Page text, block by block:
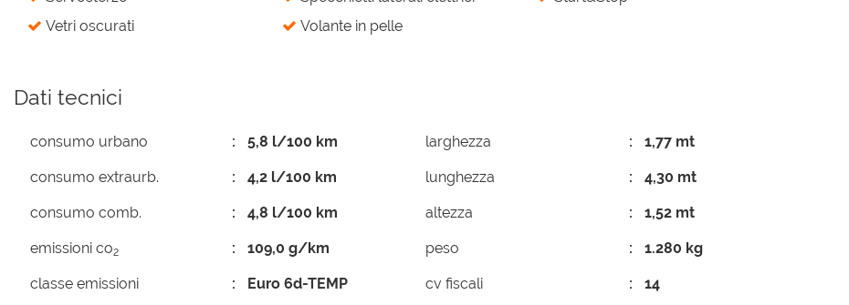
Vetri oscurati
Volante in pelle
Dati tecnici
consumo urbano 5,8 l/100 km
consumo extraurb. 4,2 l/100 km
consumo comb. 4,8 l/100 km
emissioni co2 109,0 g/km
classe emissioni Euro 6d-TEMP
larghezza 1,77 mt
lunghezza 4,30 mt
altezza 1,52 mt
peso 1.280 kg
cv fiscali 14